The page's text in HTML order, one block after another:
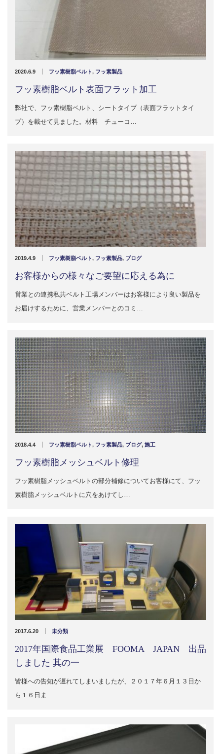
2020.6.9 フッ素樹脂ベルト, フッ素製品
フッ素樹脂ベルト表面フラット加工
弊社で、フッ素樹脂ベルト、シートタイプ（表面フラットタイ
プ）を載せて見ました。材料 チューコ…
2019.4.9 フッ素樹脂ベルト, フッ素製品, ブログ
お客様からの様々なご要望に応える為に
営業との連携私共ベルト工場メンバーはお客様により良い製品を
お届けするために、営業メンバーとのコミ…
2018.4.4 フッ素樹脂ベルト, フッ素製品, ブログ, 施工
フッ素樹脂メッシュベルト修理
フッ素樹脂メッシュベルトの部分補修についてお客様にて、フッ
素樹脂メッシュベルトに穴をあけてし…
2017.6.20 未分類
2017年国際食品工業展 FOOMA JAPAN 出品
しました 其の一
皆様への告知が遅れてしまいましたが、２０１７年６月１３日か
ら１６日ま…